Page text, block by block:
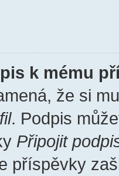
k mému
že si
. Podpis
Připojit
příspěvky